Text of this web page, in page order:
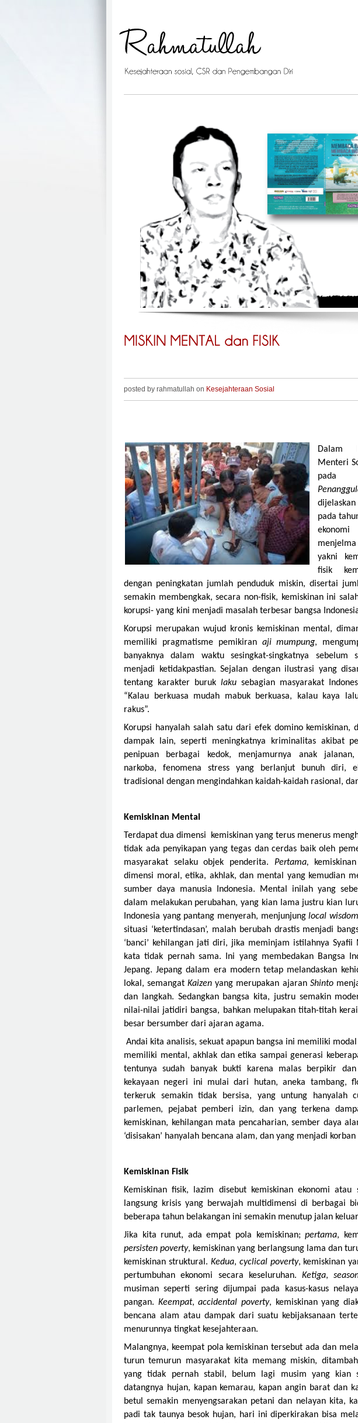
posted by rahmatullah on Kesejahteraan Sosial
Dalam
Menteri
pada
yakni
fisik
dengan peningkatan jumlah penduduk miskin, disertai
semakin membengkak, secara non-fisik, kemiskinan ini
korupsi- yang kini menjadi masalah terbesar bangsa
Korupsi merupakan wujud kronis kemiskinan mental,
memiliki pragmatisme pemikiran aji mumpung,
banyaknya dalam waktu sesingkat-singkatnya sebelum
menjadi ketidakpastian. Sejalan dengan ilustrasi yang
tentang karakter buruk laku sebagian masyarakat
“Kalau berkuasa mudah mabuk berkuasa, kalau kaya
rakus”.
Korupsi hanyalah salah satu dari efek domino kemiskinan,
dampak lain, seperti meningkatnya kriminalitas akibat
penipuan berbagai kedok, menjamurnya anak
narkoba, fenomena stress yang berlanjut bunuh diri,
tradisional dengan mengindahkan kaidah-kaidah rasional,
Kemiskinan Mental
Terdapat dua dimensi kemiskinan yang terus menerus
tidak ada penyikapan yang tegas dan cerdas baik oleh
masyarakat selaku objek penderita. Pertama,
dimensi moral, etika, akhlak, dan mental yang kemudian
sumber daya manusia Indonesia.
Mental inilah yang
dalam melakukan perubahan, yang kian lama justru kian
Indonesia yang pantang menyerah, menjunjunglocal wisdom
situasi ‘ketertindasan’, malah berubah drastis menjadi
‘banci’ kehilangan jati diri, jika meminjam istilahnya Syafii
kata tidak pernah sama.
Ini yang membedakan Bangsa
Jepang. Jepang dalam era modern tetap melandaskan
lokal, semangatKaizen yang merupakan ajaran Shinto
dan langkah. Sedangkan bangsa kita, justru semakin
nilai-nilai jatidiri bangsa, bahkan melupakan titah-titah
besar bersumber dari ajaran agama.
Andai kita analisis, sekuat apapun bangsa ini memiliki
memiliki mental, akhlak dan etika sampai generasi
tentunya sudah banyak bukti karena malas berpikir
kekayaan negeri ini mulai dari hutan, aneka tambang,
terkeruk semakin tidak bersisa, yang untung hanyalah
parlemen, pejabat pemberi izin, dan yang terkena
kemiskinan, kehilangan mata pencaharian, sember daya
‘disisakan’ hanyalah bencana alam, dan yang menjadi
Kemiskinan Fisik
Kemiskinan fisik, lazim disebut kemiskinan ekonomi atau
langsung krisis yang berwajah multidimensi di berbagai
beberapa tahun belakangan ini semakin menutup jalan
Jika kita runut, ada empat pola kemiskinan;pertama,
persisten poverty, kemiskinan yang berlangsung lama dan
kemiskinan struktural. Kedua, cyclical poverty, kemiskinan
pertumbuhan ekonomi secara keseluruhan.Ketiga,
musiman seperti sering dijumpai pada kasus-kasus
pangan. Keempat,accidental poverty, kemiskinan yang
bencana alam atau dampak dari suatu kebijaksanaan
menurunnya tingkat kesejahteraan.
Malangnya, keempat pola kemiskinan tersebut ada dan
turun temurun masyarakat kita memang miskin,
yang tidak pernah stabil, belum lagi musim yang kian
datangnya hujan, kapan kemarau, kapan angin barat dan
betul semakin menyengsarakan petani dan nelayan kita,
padi tak taunya besok hujan, hari ini diperkirakan bisa